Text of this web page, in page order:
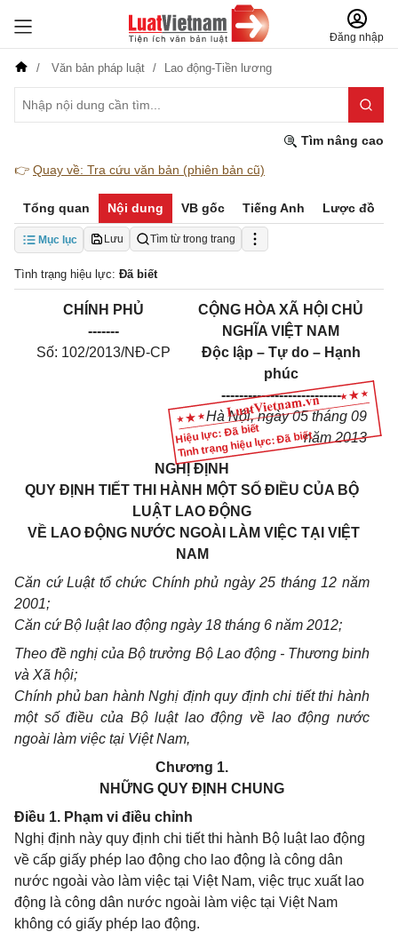
Đăng nhập
Văn bản pháp luật Lao động-Tiền lương
Tìm nâng cao
👉 Quay về: Tra cứu văn bản (phiên bản cũ)
Tổng quan Nội dung VB gốc Tiếng Anh Lược đồ
Mục lục Lưu Tìm từ trong trang
Tình trạng hiệu lực: Đã biết
Hiệu lực: Đã biết
Tình trạng hiệu lực: Đã biết
CHÍNH PHỦ
-------
Số: 102/2013/NĐ-CP
CỘNG HÒA XÃ HỘI CHỦ
NGHĨA VIỆT NAM
Độc lập – Tự do – Hạnh
phúc
---------------------------
Hà Nội, ngày 05 tháng 09
năm 2013
NGHỊ ĐỊNH
QUY ĐỊNH TIẾT THI HÀNH MỘT SỐ ĐIỀU CỦA BỘ
LUẬT LAO ĐỘNG
VỀ LAO ĐỘNG NƯỚC NGOÀI LÀM VIỆC TẠI VIỆT
NAM
Căn cứ Luật tổ chức Chính phủ ngày 25 tháng 12 năm
2001;
Căn cứ Bộ luật lao động ngày 18 tháng 6 năm 2012;
Theo đề nghị của Bộ trưởng Bộ Lao động - Thương binh
và Xã hội;
Chính phủ ban hành Nghị định quy định chi tiết thi hành
một số điều của Bộ luật lao động về lao động nước
ngoài làm việc tại Việt Nam,
Chương 1.
NHỮNG QUY ĐỊNH CHUNG
Điều 1. Phạm vi điều chỉnh
Nghị định này quy định chi tiết thi hành Bộ luật lao động
về cấp giấy phép lao động cho lao động là công dân
nước ngoài vào làm việc tại Việt Nam, việc trục xuất lao
động là công dân nước ngoài làm việc tại Việt Nam
không có giấy phép lao động.